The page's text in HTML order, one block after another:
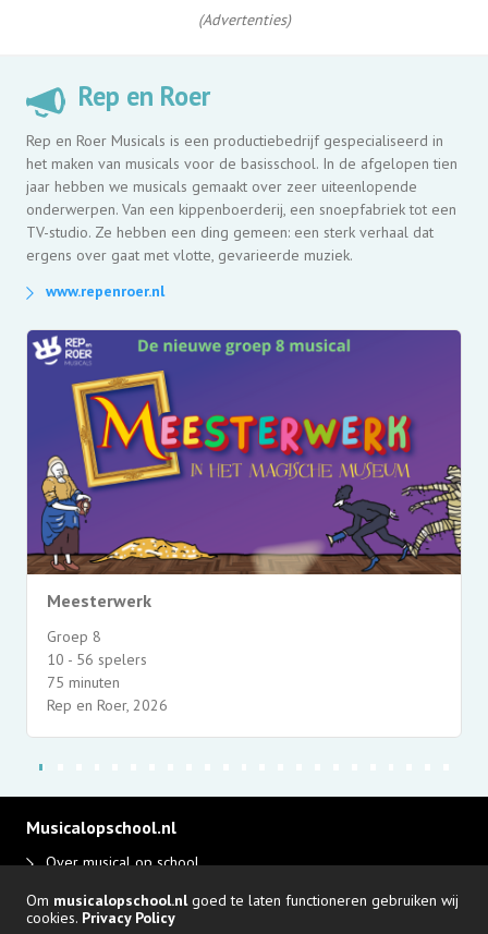
(Advertenties)
Rep en Roer
Rep en Roer Musicals is een productiebedrijf gespecialiseerd in
het maken van musicals voor de basisschool. In de afgelopen tien
jaar hebben we musicals gemaakt over zeer uiteenlopende
onderwerpen. Van een kippenboerderij, een snoepfabriek tot een
TV-studio. Ze hebben een ding gemeen: een sterk verhaal dat
ergens over gaat met vlotte, gevarieerde muziek.
www.repenroer.nl
Meesterwerk
Groep 8
10 - 56 spelers
75 minuten
Rep en Roer, 2026
Om musicalopschool.nlgoed te laten functioneren gebruiken wij
cookies. Privacy Policy
Musicalopschool.nl
Over musical op school
Adverteren